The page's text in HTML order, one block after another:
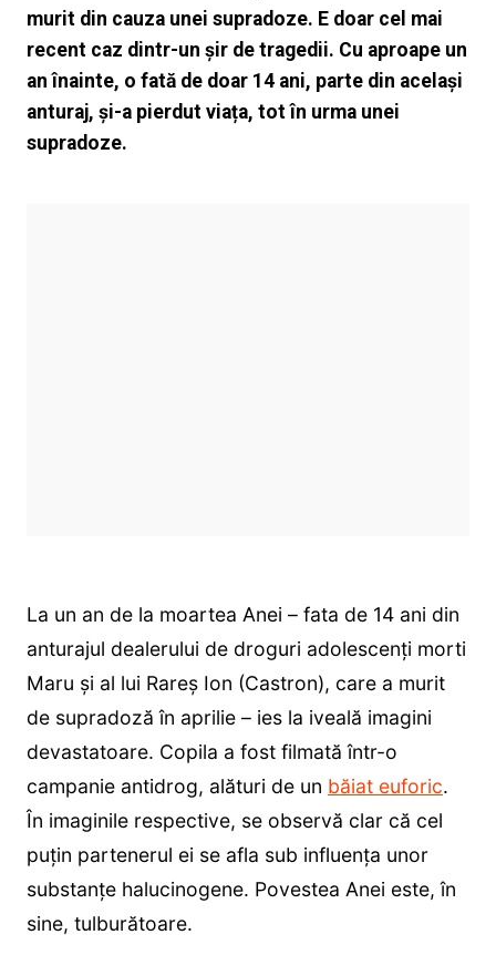
murit din cauza unei supradoze. E doar cel mai
recent caz dintr-un șir de tragedii. Cu aproape un
an înainte, o fată de doar 14 ani, parte din același
anturaj, și-a pierdut viața, tot în urma unei
supradoze.
La un an de la moartea Anei – fata de 14 ani din
anturajul dealerului de droguri adolescenți morti
Maru și al lui Rareș Ion (Castron), care a murit
de supradoză în aprilie – ies la iveală imagini
devastatoare. Copila a fost filmată într-o
campanie antidrog, alături de un băiat euforic.
În imaginile respective, se observă clar că cel
puțin partenerul ei se afla sub influența unor
substanțe halucinogene. Povestea Anei este, în
sine, tulburătoare.